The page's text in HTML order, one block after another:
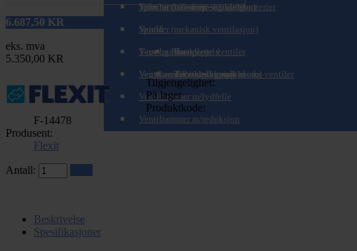
Spirorør (teleskopisk/zoom)
Spjeld
Brannspjeld
Tilbakeslagsspjeld
T-rør og Påstikk
Veggkanaler (teleskopisk/zoom)
Tilbehør til varme- og kjølebatterier
Ventiler (balansert ventilasjon)
Ventiler (mekanisk ventilasjon)
Komplette ventiler
Tilbehør for mekaniske ventiler
Ventilrammer
Ventilrammer m/alukanal
Ventilrammer m/lydfelle
Ventilrammer m/reduksjon
6.687,50 KR
eks. mva
5.350,00 KR
Tilgjengelighet:
På lager
Produktkode:
F-14478
Produsent:
Flexit
Antall:
Beskrivelse
Spesifikasjoner